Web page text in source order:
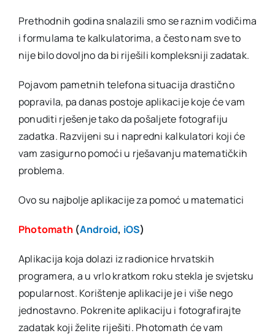
Prethodnih godina snalazili smo se raznim vodičima
i formulama te kalkulatorima, a često nam sve to
nije bilo dovoljno da bi riješili kompleksniji zadatak.
Pojavom pametnih telefona situacija drastično
popravila, pa danas postoje aplikacije koje će vam
ponuditi rješenje tako da pošaljete fotografiju
zadatka. Razvijeni su i napredni kalkulatori koji će
vam zasigurno pomoći u rješavanju matematičkih
problema.
Ovo su najbolje aplikacije za pomoć u matematici
Photomath (Android, iOS)
Aplikacija koja dolazi iz radionice hrvatskih
programera, a u vrlo kratkom roku stekla je svjetsku
popularnost. Korištenje aplikacije je i više nego
jednostavno. Pokrenite aplikaciju i fotografirajte
zadatak koji želite riješiti. Photomath će vam